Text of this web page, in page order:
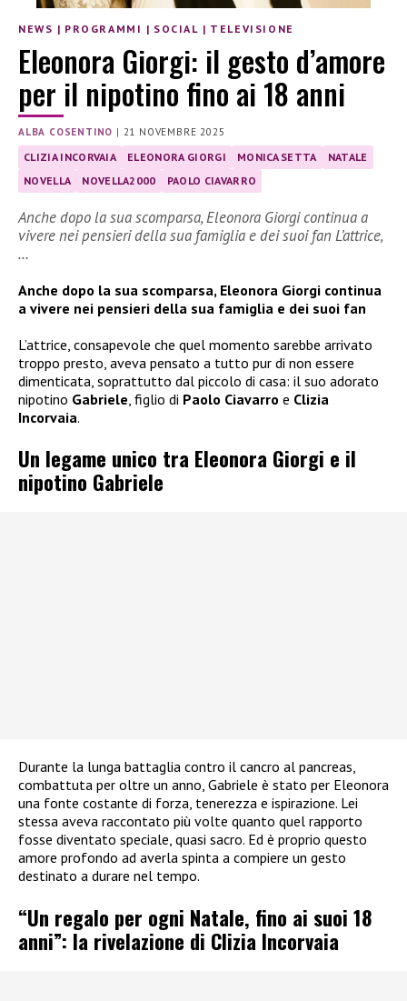
NEWS | PROGRAMMI | SOCIAL | TELEVISIONE
Eleonora Giorgi: il gesto d’amore
per il nipotino fino ai 18 anni
ALBA COSENTINO | 21 NOVEMBRE 2025
CLIZIA INCORVAIA ELEONORA GIORGI MONICA SETTA
NATALE
NOVELLA
NOVELLA2000 PAOLO CIAVARRO
Anche dopo la sua scomparsa, Eleonora Giorgi continua a
vivere nei pensieri della sua famiglia e dei suoi fan L’attrice,
…
Anche dopo la sua scomparsa, Eleonora Giorgi continua
a vivere nei pensieri della sua famiglia e dei suoi fan
L’attrice, consapevole che quel momento sarebbe arrivato
troppo presto, aveva pensato a tutto pur di non essere
dimenticata, soprattutto dal piccolo di casa: il suo adorato
nipotino Gabriele , figlio di Paolo Ciavarro e Clizia
Incorvaia.
Un legame unico tra Eleonora Giorgi e il
nipotino Gabriele
Durante la lunga battaglia contro il cancro al pancreas,
combattuta per oltre un anno, Gabriele è stato per Eleonora
una fonte costante di forza, tenerezza e ispirazione. Lei
stessa aveva raccontato più volte quanto quel rapporto
fosse diventato speciale, quasi sacro. Ed è proprio questo
amore profondo ad averla spinta a compiere un gesto
destinato a durare nel tempo.
“Un regalo per ogni Natale, fino ai suoi 18
anni”: la rivelazione di Clizia Incorvaia